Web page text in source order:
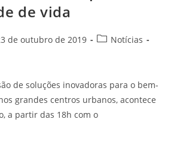
de vida
de outubro de 2019
Notícias
de soluções inovadoras para o bem-
grandes centros urbanos, acontece
a partir das 18h com o